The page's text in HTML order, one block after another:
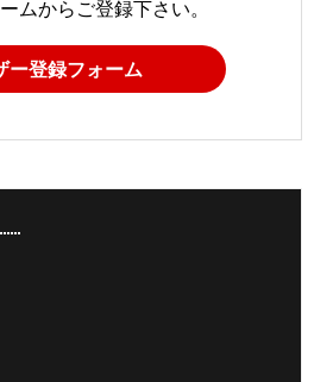
ムからご登録下さい。
ー登録フォーム